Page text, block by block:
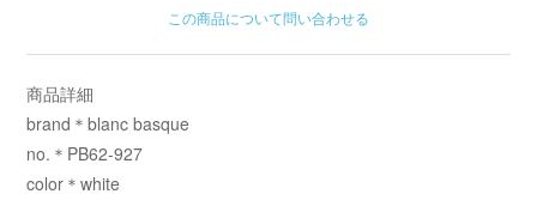
この商品について問い合わせる
商品詳細
brand＊blanc basque
no.＊PB62-927
color＊white